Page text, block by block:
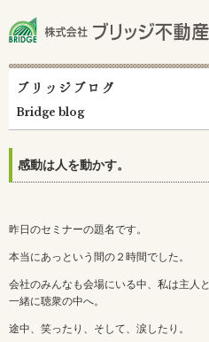
ブリッジブログ
Bridge blog
感動は人を動かす。
昨日のセミナーの題名です。
本当にあっという間の２時間でした。
会社のみんなも会場にいる中、私は主人と
一緒に聴衆の中へ。
途中、笑ったり、そして、涙したり。